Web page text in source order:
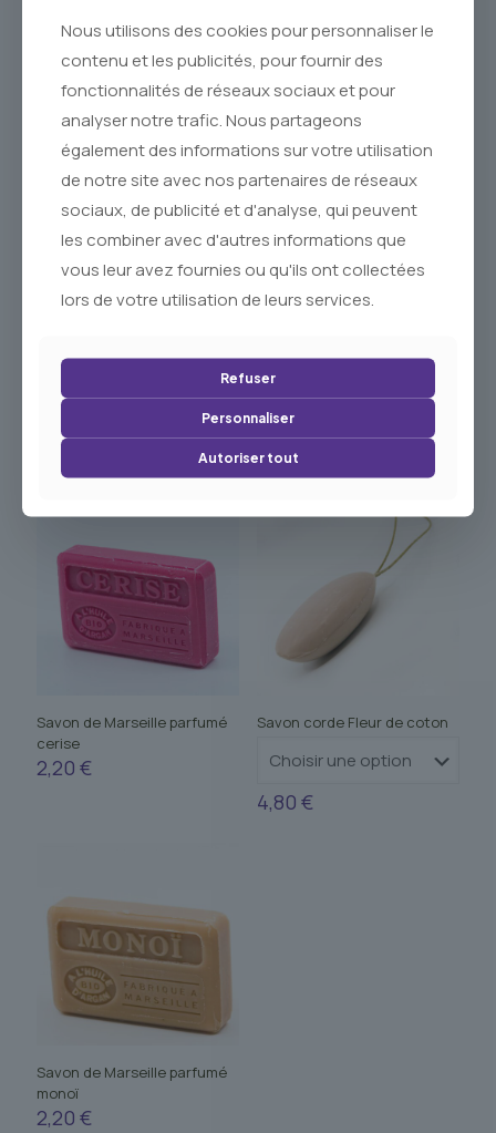
agréable sensation de douceur.
Pourquoi l’Acheter
Choisir ce savon de Marseille parfumé au beurre de karité
enrichi à l’huile d’argan bio, c’est offrir à votre peau un soin
naturel qui nourrit, hydrate et protège. Grâce à sa formule
riche et douce, il convient parfaitement à toute la famille.
Fabriqué à Marseille en Provence, il associe tradition,
qualité et plaisir d’utilisation.
Associez ce savon à une de nosboîtes à savonpour un
présent élégant et naturel.
Au Brin De Lavande
Et pour aller Avec...
Savon de Marseille parfumé
cerise
2,20 €
Savon corde Fleur de coton
4,80 €
Savon de Marseille parfumé
monoï
2,20 €
Nous utilisons des cookies pour personnaliser le
contenu et les publicités, pour fournir des
fonctionnalités de réseaux sociaux et pour
analyser notre trafic. Nous partageons
également des informations sur votre utilisation
de notre site avec nos partenaires de réseaux
sociaux, de publicité et d'analyse, qui peuvent
les combiner avec d'autres informations que
vous leur avez fournies ou qu'ils ont collectées
lors de votre utilisation de leurs services.
Refuser
Personnaliser
Autoriser tout